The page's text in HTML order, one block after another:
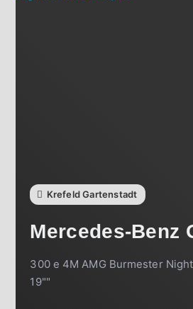
Krefeld Gartenstadt
Mercedes-Benz
300 e 4M AMG Burmester
19""